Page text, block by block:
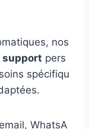
nos
support pers
spécifiqu
WhatsA